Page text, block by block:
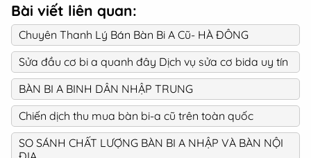
Bài viết liên quan:
Chuyên Thanh Lý Bán Bàn Bi A Cũ- HÀ ĐÔNG
Sửa đầu cơ bi a quanh đây Dịch vụ sửa cơ bida uy tín
BÀN BI A BINH DÂN NHẬP TRUNG
Chiến dịch thu mua bàn bi-a cũ trên toàn quốc
SO SÁNH CHẤT LƯỢNG BÀN BI A NHẬP VÀ BÀN NỘI